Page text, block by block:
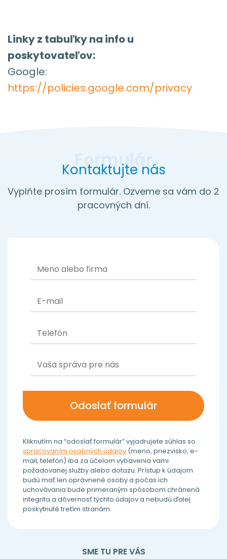
Linky z tabuľky na info u
poskytovateľov:
Google:
https://policies.google.com/privacy
Kontaktujte nás
Vyplňte prosím formulár. Ozveme sa vám do 2
pracovných dní.
Kliknutím na “odoslať formulár” vyjadrujete súhlas so
spracovaním osobných údajov (meno, priezvisko, e-
mail, telefón) iba za účelom vybavenia vami
požadovanej služby alebo dotazu. Prístup k údajom
budú mať len oprávnené osoby a počas ich
uchovávania bude primeraným spôsobom chránená
integrita a dôvernosť týchto údajov a nebudú ďalej
poskytnuté tretím stranám.
SME TU PRE VÁS